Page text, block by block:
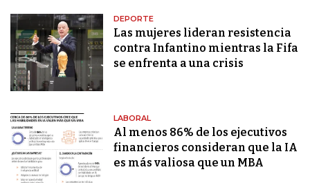
DEPORTE
Las mujeres lideran resistencia
contra Infantino mientras la Fifa
se enfrenta a una crisis
LABORAL
Al menos 86% de los ejecutivos
financieros consideran que la IA
es más valiosa que un MBA